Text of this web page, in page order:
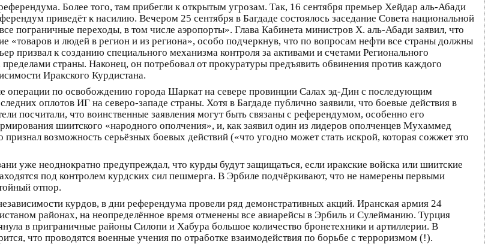
Более того, там прибегли к открытым угрозам. Так, 16 сентября премьер Хейдар аль-Абади
приведёт к насилию. Вечером 25 сентября в Багдаде состоялось заседание Совета национальной
пограничные переходы, в том числе аэропорты». Глава Кабинета министров Х. аль-Абади заявил, что
«товаров и людей в регион и из региона», особо подчеркнув, что по вопросам нефти все страны должны
призвал к созданию специального механизма контроля за активами и счетами Регионального
страны. Наконец, он потребовал от прокуратуры предъявить обвинения против каждого
Иракского Курдистана.
операции по освобождению города Шаркат на севере провинции Салах эд-Дин с последующим
оплотов ИГ на северо-западе страны. Хотя в Багдаде публично заявили, что боевые действия в
посчитали, что воинственные заявления могут быть связаны с референдумом, особенно его
шиитского «народного ополчения», и, как заявил один из лидеров ополченцев Мухаммед
возможность серьёзных боевых действий («что угодно может стать искрой, которая сожжет это
уже неоднократно предупреждал, что курды будут защищаться, если иракские войска или шиитские
под контролем курдских сил пешмерга. В Эрбиле подчёркивают, что не намерены первыми
отпор.
курдов, в дни референдума провели ряд демонстративных акций. Иранская армия 24
районах, на неопределённое время отменены все авиарейсы в Эрбиль и Сулейманию. Турция
в приграничные районы Силопи и Хабура большое количество бронетехники и артиллерии. В
что проводятся военные учения по отработке взаимодействия по борьбе с терроризмом (!).